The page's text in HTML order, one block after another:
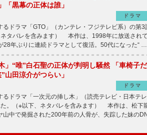
「黒幕の正体は誰」
ドラマ
ドラマ「GTO」（カンテレ・フジテレビ系）の第3
タバレを含みます） 本作は、1998年に放送され
28年ぶりに連続ドラマとして復活。50代になった“ …
」“唯”白石聖の正体が判明し騒然 「車椅子だ
山田涼介がつらい」
ドラマ
ドラマ「一次元の挿し木」（読売テレビ・日本テ
。（※以下、ネタバレを含みます） 本作は、松下
山中で発掘された200年前の人骨が、失踪した妹の